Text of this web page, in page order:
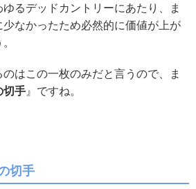
るデッドカントリーにあたり、ま
なかったため必然的に価値が上が
はこの一枚のみだと言うので、ま
切手』ですね。
切手